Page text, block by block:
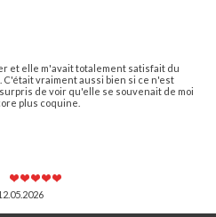
et elle m'avait totalement satisfait du
vraiment aussi bien si ce n'est
de voir qu'elle se souvenait de moi
plus coquine.